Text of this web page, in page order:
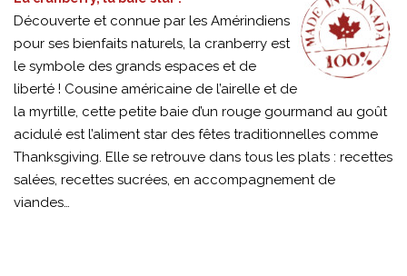
Découverte et connue par les Amérindiens
pour ses bienfaits naturels, la cranberry est
le symbole des grands espaces et de
liberté ! Cousine américaine de l’airelle et de
la myrtille, cette petite baie d’un rouge gourmand au goût
acidulé est l’aliment star des fêtes traditionnelles comme
Thanksgiving. Elle se retrouve dans tous les plats : recettes
salées, recettes sucrées, en accompagnement de
viandes…